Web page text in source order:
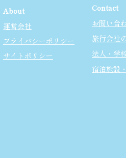
About
運営会社
プライバシーポリシー
サイトポリシー
Contact
お問い合
旅行会社
法人・学
宿泊施設